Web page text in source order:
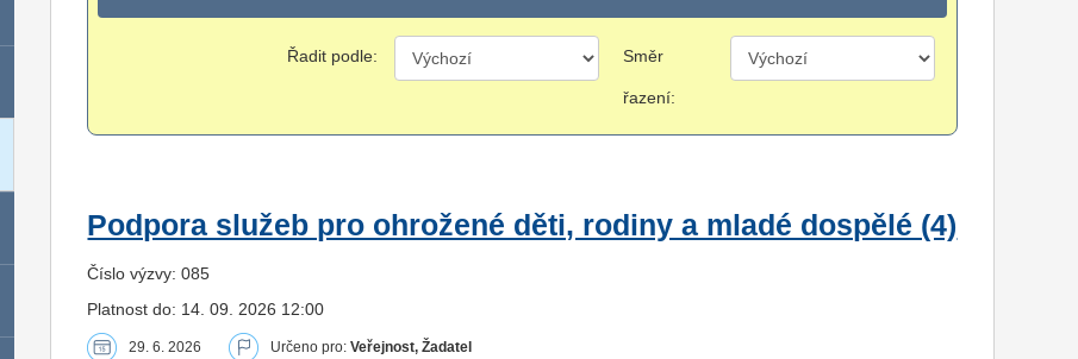
Řadit podle: Směr
řazení:
Podpora služeb pro ohrožené děti, rodiny a mladé dospělé (4)
Číslo výzvy: 085
Platnost do: 14. 09. 2026 12:00
29. 6. 2026 Určeno pro:Veřejnost, Žadatel